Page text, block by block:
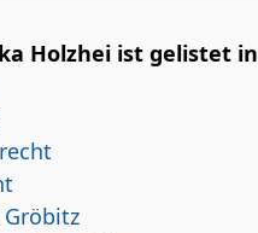
Holzhei ist gelistet in